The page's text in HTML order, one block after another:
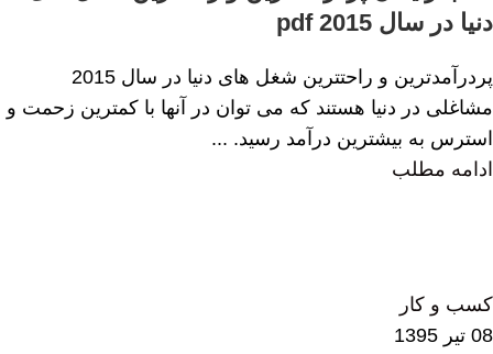
دنیا در سال 2015 pdf
پردرآمدترین و راحتترین شغل های دنیا در سال 2015
مشاغلی در دنیا هستند که می توان در آنها با کمترین زحمت و
استرس به بیشترین درآمد رسید. ...
ادامه مطلب
کسب و کار
08 تیر 1395